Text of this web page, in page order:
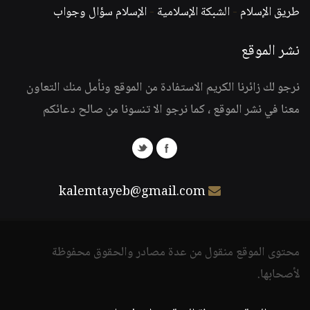
طريق الإسلام -الشبكة الإسلامية -الإسلام سؤال وجواب
نشر الموقع
نرجو لك زائرنا الكريم الاستفادة من الموقع ونأمل منك التعاون
معنا في نشر الموقع ، كما نرجو الا تنسونا من صالح دعائكم
kalemtayeb@gmail.com
محتوى الموقع منقول من عدة مصادر والحقوق محفوظة
لأصحابها.